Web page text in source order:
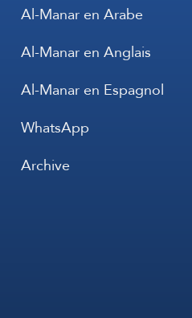
Al-Manar en Arabe
Al-Manar en Anglais
Al-Manar en Espagnol
WhatsApp
Archive